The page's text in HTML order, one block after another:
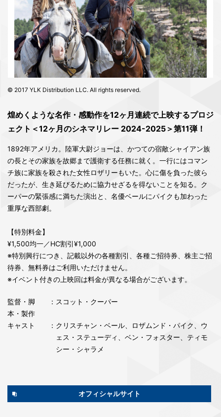
© 2017 YLK Distribution LLC. All rights reserved.
煌めくような名作・感動作を12ヶ月連続で上映するプロジ
ェクト＜12ヶ月のシネマリレー 2024-2025＞第11弾！
1892年アメリカ。陸軍大尉ジョーは、かつての宿敵シャイアン族
の長とその家族を故郷まで護衛する任務に就く。一行にはコマン
チ族に家族を殺された女性ロザリーもいた。心に傷を負った彼ら
だったが、生き延びるために協力せざるを得ないことを知る。ク
ーパーの緊張感に満ちた演出と、名優ベールにパイクも加わった
重厚な西部劇。
【特別料金】
¥1,500均一／HC割引¥1,000
※特別興行につき、記載以外の各種割引、各種ご招待券、株主ご招
待券、無料券はご利用いただけません。
※イベント付きの上映回は料金が異なる場合がございます。
監督・脚
本・製作
：スコット・クーパー
キャスト
：クリスチャン・ベール、ロザムンド・パイク、ウ
ェス・ステューディ、ベン・フォスター、ティモ
シー・シャラメ
オフィシャルサイト